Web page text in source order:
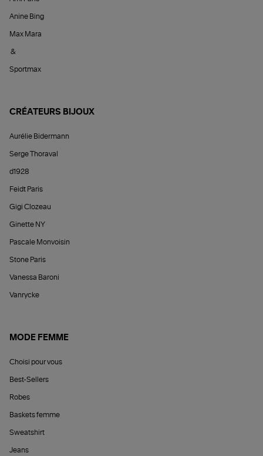
Anine Bing
Max Mara
&
Sportmax
CRÉATEURS BIJOUX
Aurélie Bidermann
Serge Thoraval
d1928
Feidt Paris
Gigi Clozeau
Ginette NY
Pascale Monvoisin
Stone Paris
Vanessa Baroni
Vanrycke
MODE FEMME
Choisi pour vous
Best-Sellers
Robes
Baskets femme
Sweatshirt
Jeans